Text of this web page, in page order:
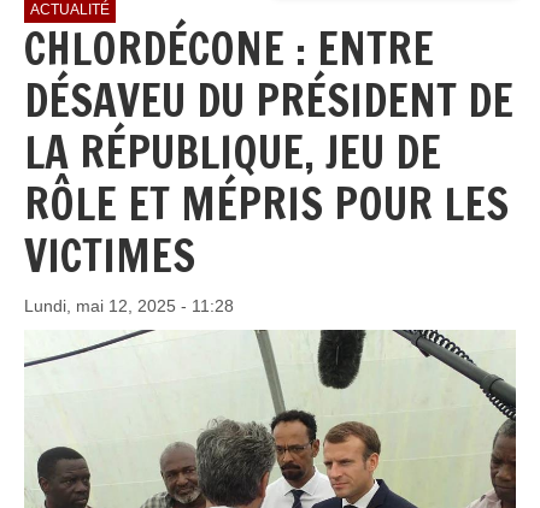
ACTUALITÉ
CHLORDÉCONE : ENTRE
DÉSAVEU DU PRÉSIDENT DE
LA RÉPUBLIQUE, JEU DE
RÔLE ET MÉPRIS POUR LES
VICTIMES
Lundi, mai 12, 2025 - 11:28